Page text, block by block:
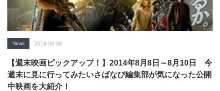
News 2014-08-08
【週末映画ピックアップ！】2014年8月8日～8月10日 今
週末に見に行ってみたいさばなび編集部が気になった公開
中映画を大紹介！